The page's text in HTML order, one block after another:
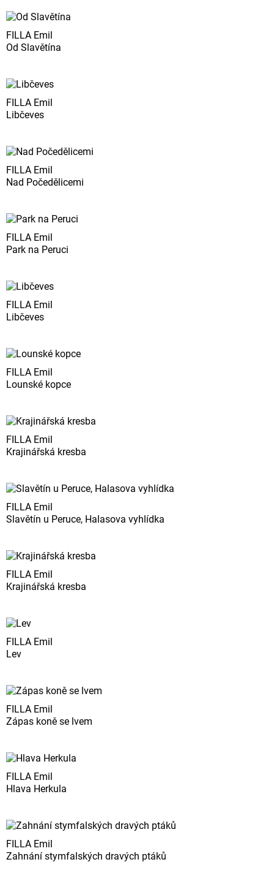
FILLA Emil
Od Slavětína
FILLA Emil
Libčeves
FILLA Emil
Nad Počedělicemi
FILLA Emil
Park na Peruci
FILLA Emil
Libčeves
FILLA Emil
Lounské kopce
FILLA Emil
Krajinářská kresba
FILLA Emil
Slavětín u Peruce, Halasova vyhlídka
FILLA Emil
Krajinářská kresba
FILLA Emil
Lev
FILLA Emil
Zápas koně se lvem
FILLA Emil
Hlava Herkula
FILLA Emil
Zahnání stymfalských dravých ptáků